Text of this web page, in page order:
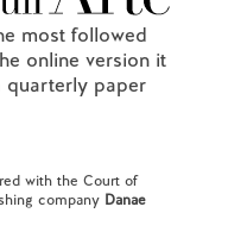
most followed
online version it
quarterly paper
with the Court of
company Danae